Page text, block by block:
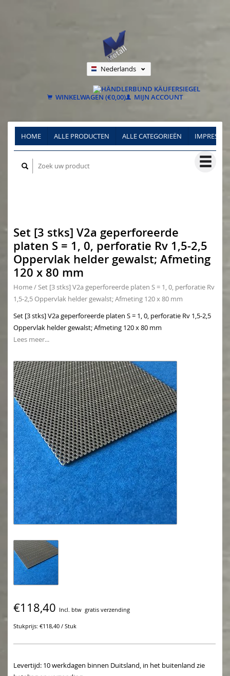
Nederlands
Français
WINKELWAGEN (€0,00) MIJN ACCOUNT
HOME ALLE PRODUCTEN ALLE CATEGORIEËN
Set [3 stks] V2a geperforeerde
platen S = 1, 0, perforatie Rv 1,5-2,5
Oppervlak helder gewalst; Afmeting
120 x 80 mm
Home/Set [3 stks] V2a geperforeerde platen S = 1, 0, perforatie Rv
1,5-2,5 Oppervlak helder gewalst; Afmeting 120 x 80 mm
Set [3 stks] V2a geperforeerde platen S = 1, 0, perforatie Rv 1,5-2,5
Oppervlak helder gewalst; Afmeting 120 x 80 mm
Lees meer...
€118,40 Incl. btw gratis verzending
Stukprijs: €118,40 / Stuk
Levertijd: 10 werkdagen binnen Duitsland, in het buitenland zie